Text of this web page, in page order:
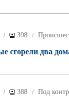
/ 398 /
сгорели два
/ 388 / Под